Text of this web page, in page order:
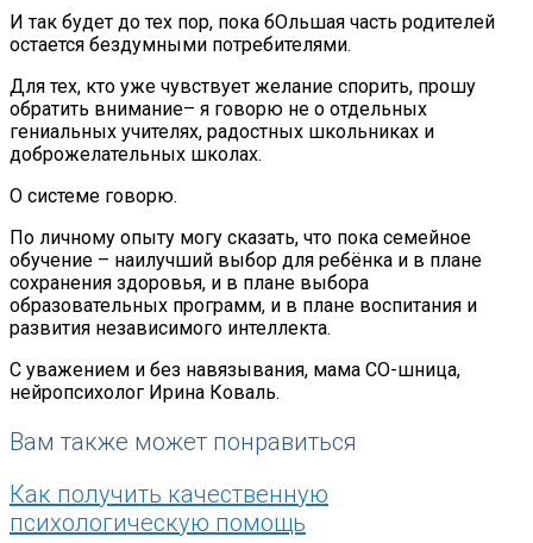
И так будет до тех пор, пока бОльшая часть родителей
остается бездумными потребителями.
Для тех, кто уже чувствует желание спорить, прошу
обратить внимание– я говорю не о отдельных
гениальных учителях, радостных школьниках и
доброжелательных школах.
О системе говорю.
По личному опыту могу сказать, что пока семейное
обучение – наилучший выбор для ребёнка и в плане
сохранения здоровья, и в плане выбора
образовательных программ, и в плане воспитания и
развития независимого интеллекта.
С уважением и без навязывания, мама СО-шница,
нейропсихолог Ирина Коваль.
Вам также может понравиться
Как получить качественную
психологическую помощь